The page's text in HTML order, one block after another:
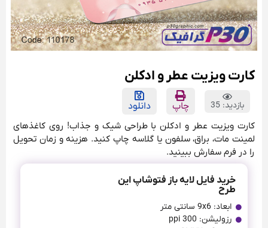
کارت ویزیت عطر و ادکلن
بازدید: 35 چاپ
دانلود
کارت ویزیت عطر و ادکلن با طراحی شیک و جذاب! روی کاغذهای
لمینت مات، براق، سلفون یا گلاسه چاپ کنید. هزینه و زمان تحویل
را در فرم سفارش ببینید.
خرید فایل لایه باز فتوشاپ این
طرح
ابعاد: 9x6 سانتی متر
رزولیشن: 300 ppi